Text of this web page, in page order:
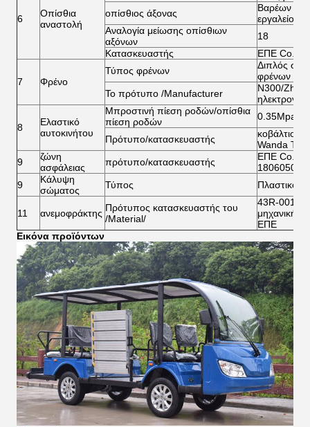
6
Οπίσθια
αναστολή
οπίσθιος άξονας
Βαρέων
εργαλείο
Αναλογία μείωσης οπίσθιων
αξόνων
18
Κατασκευαστής
ΕΠΕ Co.
7 Φρένο
Τύπος φρένων
Διπλός
φρένων
Το πρότυπο /Manufacturer
N300/
8
Ελαστικό
αυτοκινήτου
Μπροστινή πίεση ροδών/οπίσθια
πίεση ροδών
0.35Mpa/
Πρότυπο/κατασκευαστής
κοβάλτιο
Wanda Tyre
9
ζώνη
ασφάλειας
πρότυπο/κατασκευαστής
ΕΠΕ Co.
18060501/
9
Κάλυψη
σώματος
Τύπος Πλαστικό
11 ανεμοφράκτης Πρότυπος κατασκευαστής του
/Material/
43R-
μηχανικής
ΕΠΕ
Εικόνα προϊόντων